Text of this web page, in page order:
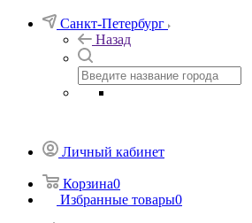
Санкт-Петербург
Назад
Личный кабинет
Корзина0
Избранные товары0